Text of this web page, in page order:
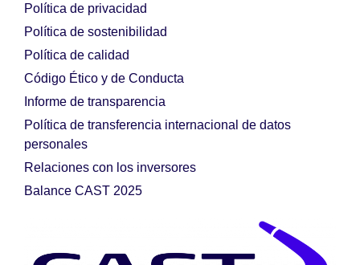
Política de privacidad
Política de sostenibilidad
Política de calidad
Código Ético y de Conducta
Informe de transparencia
Política de transferencia internacional de datos
personales
Relaciones con los inversores
Balance CAST 2025